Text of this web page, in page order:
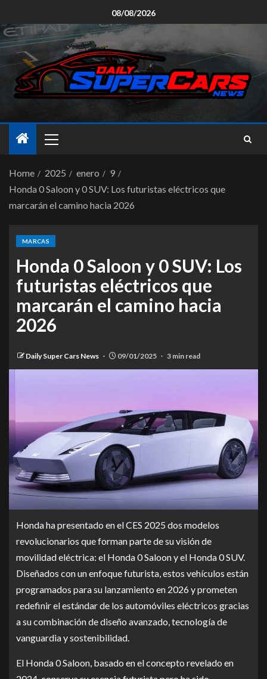
08/08/2026
Home 2025 enero
9
Honda 0 Saloon y 0 SUV: Los futuristas eléctricos que
marcarán el camino hacia 2026
MARCAS
Honda 0 Saloon y 0 SUV: Los
futuristas eléctricos que
marcarán el camino hacia
2026
Daily Super Cars News 09/01/2025 3 min read
Honda ha presentado en el CES 2025 dos modelos
revolucionarios que forman parte de su visión de
movilidad eléctrica: el Honda 0 Saloon y el Honda 0 SUV.
Diseñados con un enfoque futurista, estos vehículos están
programados para su lanzamiento en 2026 y prometen
redefinir el estándar de los automóviles eléctricos gracias
a su combinación de diseño avanzado, tecnología de
vanguardia y sostenibilidad.
El Honda 0 Saloon, basado en el concepto revelado en